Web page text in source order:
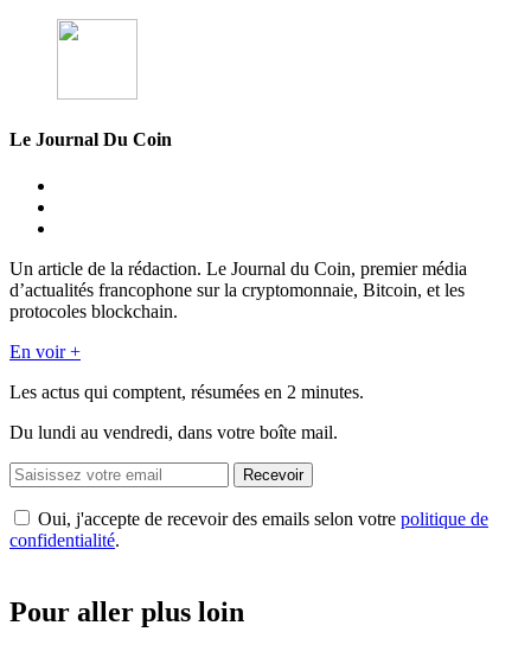
Le Journal Du Coin
Un article de la rédaction. Le Journal du Coin, premier média
d’actualités francophone sur la cryptomonnaie, Bitcoin, et les
protocoles blockchain.
En voir +
Les actus qui comptent, résumées en 2 minutes.
Du lundi au vendredi, dans votre boîte mail.
Recevoir
Oui, j'accepte de recevoir des emails selon votre politique de
confidentialité.
Pour aller plus loin